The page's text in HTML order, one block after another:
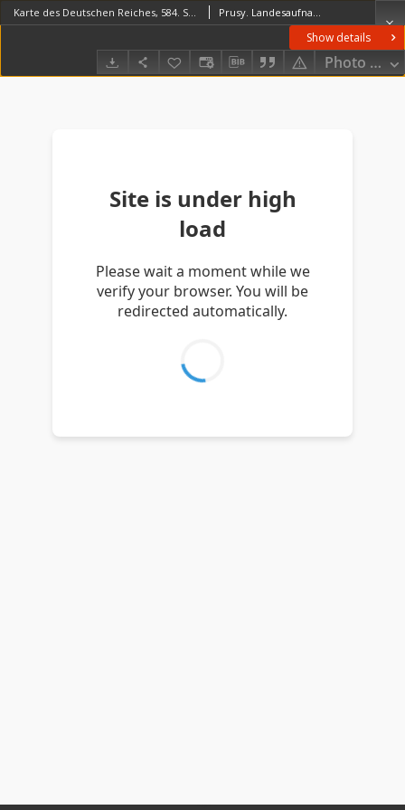
Show details
Photo
Karte des Deutschen Reiches, 584. Solgne Prusy. Landesaufnahme. Kartographische Abteilung. Redaktor